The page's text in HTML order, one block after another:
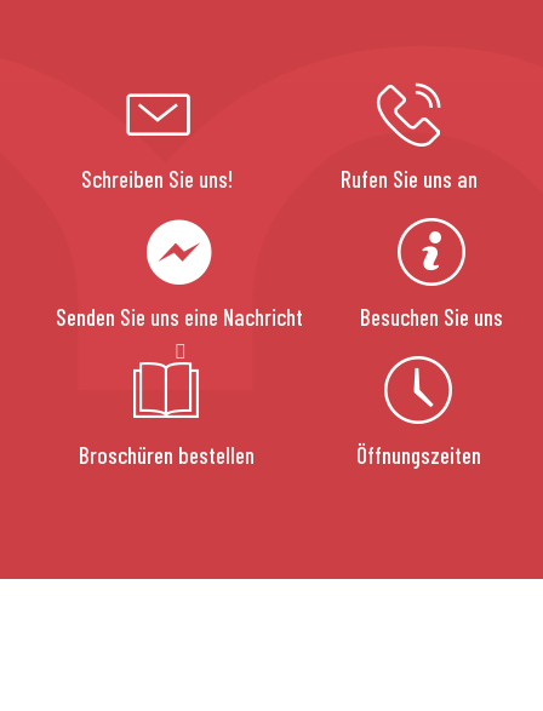
Schreiben Sie uns! Rufen Sie uns an
Senden Sie uns eine Nachricht Besuchen Sie uns
Broschüren bestellen Öffnungszeiten